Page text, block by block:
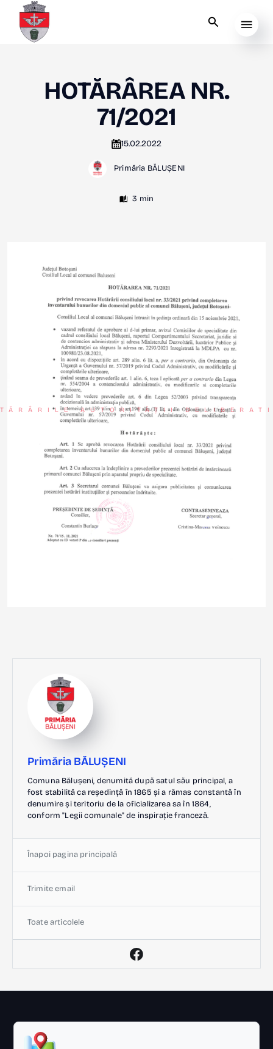
HOTĂRÂREA NR.
71/2021
15.02.2022
Primăria BĂLUȘENI
3 min
AUTORITĂȚII
Primăria BĂLUȘENI
Comuna Bălușeni, denumită după satul său principal, a
fost stabilită ca reședință în 1865 și a rămas constantă în
denumire și teritoriu de la oficializarea sa în 1864,
conform "Legii comunale" de inspirație franceză.
Înapoi pagina principală
Trimite email
Toate articolele